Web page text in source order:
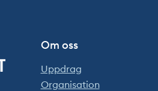
Om oss
Uppdrag
Organisation